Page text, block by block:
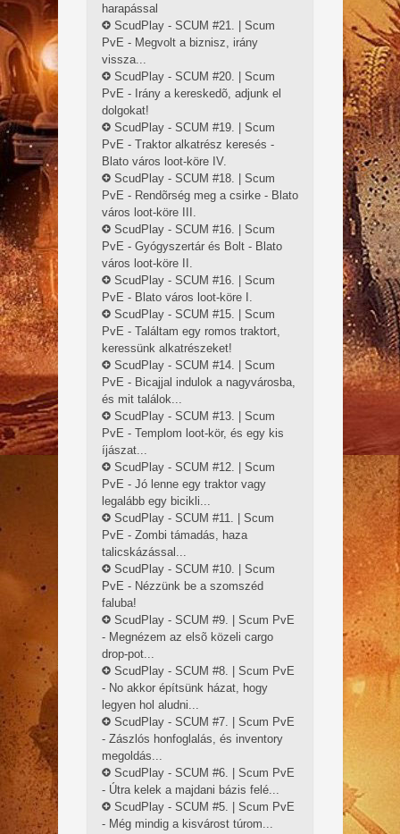
harapással
ScudPlay - SCUM #21. | Scum
PvE - Megvolt a biznisz, irány
vissza...
ScudPlay - SCUM #20. | Scum
PvE - Irány a kereskedõ, adjunk el
dolgokat!
ScudPlay - SCUM #19. | Scum
PvE - Traktor alkatrész keresés -
Blato város loot-köre IV.
ScudPlay - SCUM #18. | Scum
PvE - Rendõrség meg a csirke - Blato
város loot-köre III.
ScudPlay - SCUM #16. | Scum
PvE - Gyógyszertár és Bolt - Blato
város loot-köre II.
ScudPlay - SCUM #16. | Scum
PvE - Blato város loot-köre I.
ScudPlay - SCUM #15. | Scum
PvE - Találtam egy romos traktort,
keressünk alkatrészeket!
ScudPlay - SCUM #14. | Scum
PvE - Bicajjal indulok a nagyvárosba,
és mit találok...
ScudPlay - SCUM #13. | Scum
PvE - Templom loot-kör, és egy kis
íjászat...
ScudPlay - SCUM #12. | Scum
PvE - Jó lenne egy traktor vagy
legalább egy bicikli...
ScudPlay - SCUM #11. | Scum
PvE - Zombi támadás, haza
talicskázással...
ScudPlay - SCUM #10. | Scum
PvE - Nézzünk be a szomszéd
faluba!
ScudPlay - SCUM #9. | Scum PvE
- Megnézem az elsõ közeli cargo
drop-pot...
ScudPlay - SCUM #8. | Scum PvE
- No akkor építsünk házat, hogy
legyen hol aludni...
ScudPlay - SCUM #7. | Scum PvE
- Zászlós honfoglalás, és inventory
megoldás...
ScudPlay - SCUM #6. | Scum PvE
- Útra kelek a majdani bázis felé...
ScudPlay - SCUM #5. | Scum PvE
- Még mindig a kisvárost túrom...